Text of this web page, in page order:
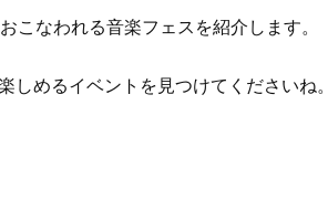
こなわれる音楽フェスを紹介します。
しめるイベントを見つけてくださいね。